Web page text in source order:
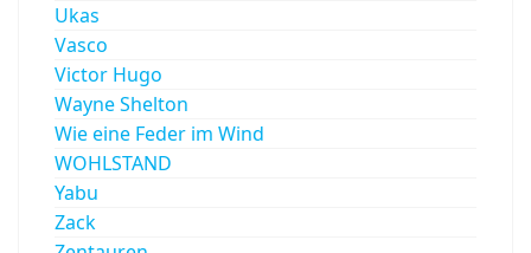
Ukas
Vasco
Victor Hugo
Wayne Shelton
Wie eine Feder im Wind
WOHLSTAND
Yabu
Zack